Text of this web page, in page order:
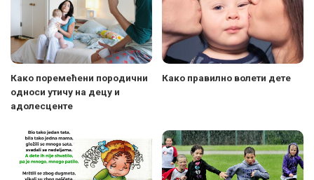
Како поремећени породични
односи утичу на децу и
адолесценте
Како правилно волети дете